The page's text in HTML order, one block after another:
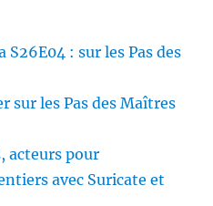
: sur les Pas des
sur les Pas des Maîtres
acteurs pour
avec Suricate et